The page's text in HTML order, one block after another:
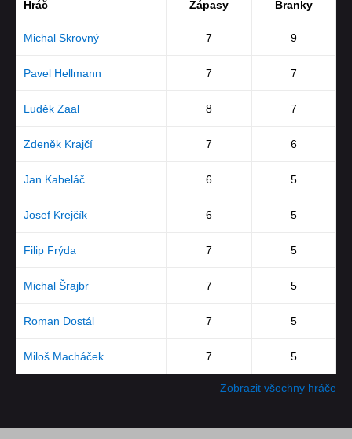
Hráč Zápasy Branky
Michal Skrovný 7 9
Pavel Hellmann 7 7
Luděk Zaal 8 7
Zdeněk Krajčí 7 6
Jan Kabeláč 6 5
Josef Krejčík 6 5
Filip Frýda 7 5
Michal Šrajbr 7 5
Roman Dostál 7 5
Miloš Macháček 7 5
Zobrazit všechny hráče